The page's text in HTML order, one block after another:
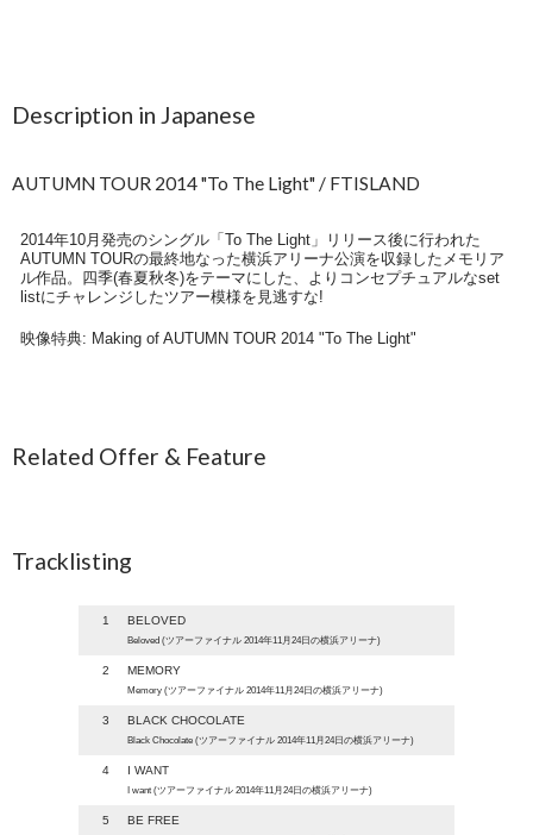
Description in Japanese
AUTUMN TOUR 2014 "To The Light" / FTISLAND
2014年10月発売のシングル「To The Light」リリース後に行われた
AUTUMN TOURの最終地なった横浜アリーナ公演を収録したメモリア
ル作品。四季(春夏秋冬)をテーマにした、よりコンセプチュアルなset
listにチャレンジしたツアー模様を見逃すな!
映像特典: Making of AUTUMN TOUR 2014 "To The Light"
Related Offer & Feature
Tracklisting
1 BELOVED
Beloved (ツアーファイナル 2014年11月24日の横浜アリーナ)
2 MEMORY
Memory (ツアーファイナル 2014年11月24日の横浜アリーナ)
3 BLACK CHOCOLATE
Black Chocolate (ツアーファイナル 2014年11月24日の横浜アリーナ)
4 I WANT
I want (ツアーファイナル 2014年11月24日の横浜アリーナ)
5 BE FREE